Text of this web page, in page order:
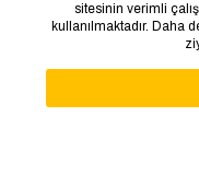
sitesinin verimli
kullanılmaktadır. Daha